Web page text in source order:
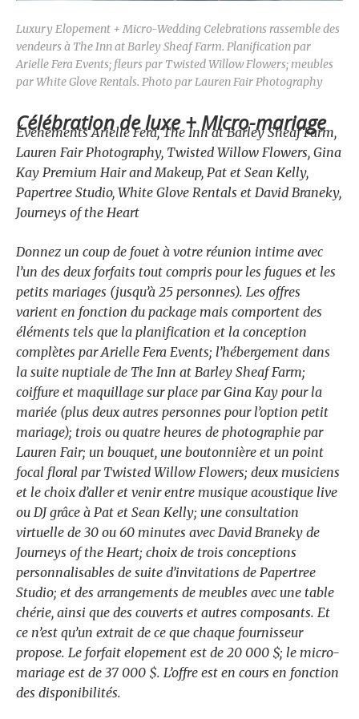
Luxury Elopement + Micro-Wedding Celebrations rassemble des
vendeurs à The Inn at Barley Sheaf Farm. Planification par
Arielle Fera Events; fleurs par Twisted Willow Flowers; meubles
par White Glove Rentals. Photo par Lauren Fair Photography
Célébration de luxe + Micro-mariage
Événements Arielle Fera, The Inn at Barley Sheaf Farm,
Lauren Fair Photography, Twisted Willow Flowers, Gina
Kay Premium Hair and Makeup, Pat et Sean Kelly,
Papertree Studio, White Glove Rentals et David Braneky,
Journeys of the Heart
Donnez un coup de fouet à votre réunion intime avec
l’un des deux forfaits tout compris pour les fugues et les
petits mariages (jusqu’à 25 personnes). Les offres
varient en fonction du package mais comportent des
éléments tels que la planification et la conception
complètes par Arielle Fera Events; l’hébergement dans
la suite nuptiale de The Inn at Barley Sheaf Farm;
coiffure et maquillage sur place par Gina Kay pour la
mariée (plus deux autres personnes pour l’option petit
mariage); trois ou quatre heures de photographie par
Lauren Fair; un bouquet, une boutonnière et un point
focal floral par Twisted Willow Flowers; deux musiciens
et le choix d’aller et venir entre musique acoustique live
ou DJ grâce à Pat et Sean Kelly; une consultation
virtuelle de 30 ou 60 minutes avec David Braneky de
Journeys of the Heart; choix de trois conceptions
personnalisables de suite d’invitations de Papertree
Studio; et des arrangements de meubles avec une table
chérie, ainsi que des couverts et autres composants. Et
ce n’est qu’un extrait de ce que chaque fournisseur
propose. Le forfait elopement est de 20 000 $; le micro-
mariage est de 37 000 $. L’offre est en cours en fonction
des disponibilités.